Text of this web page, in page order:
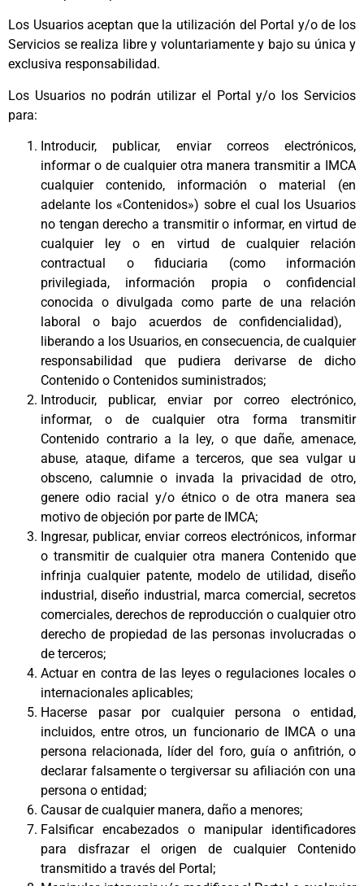
Los Usuarios aceptan que la utilización del Portal y/o de los
Servicios se realiza libre y voluntariamente y bajo su única y
exclusiva responsabilidad.
Los Usuarios no podrán utilizar el Portal y/o los Servicios
para:
Introducir, publicar, enviar correos electrónicos,
informar o de cualquier otra manera transmitir a IMCA
cualquier contenido, información o material (en
adelante los «Contenidos») sobre el cual los Usuarios
no tengan derecho a transmitir o informar, en virtud de
cualquier ley o en virtud de cualquier relación
contractual o fiduciaria (como información
privilegiada, información propia o confidencial
conocida o divulgada como parte de una relación
laboral o bajo acuerdos de confidencialidad),
liberando a los Usuarios, en consecuencia, de cualquier
responsabilidad que pudiera derivarse de dicho
Contenido o Contenidos suministrados;
Introducir, publicar, enviar por correo electrónico,
informar, o de cualquier otra forma transmitir
Contenido contrario a la ley, o que dañe, amenace,
abuse, ataque, difame a terceros, que sea vulgar u
obsceno, calumnie o invada la privacidad de otro,
genere odio racial y/o étnico o de otra manera sea
motivo de objeción por parte de IMCA;
Ingresar, publicar, enviar correos electrónicos, informar
o transmitir de cualquier otra manera Contenido que
infrinja cualquier patente, modelo de utilidad, diseño
industrial, diseño industrial, marca comercial, secretos
comerciales, derechos de reproducción o cualquier otro
derecho de propiedad de las personas involucradas o
de terceros;
Actuar en contra de las leyes o regulaciones locales o
internacionales aplicables;
Hacerse pasar por cualquier persona o entidad,
incluidos, entre otros, un funcionario de IMCA o una
persona relacionada, líder del foro, guía o anfitrión, o
declarar falsamente o tergiversar su afiliación con una
persona o entidad;
Causar de cualquier manera, daño a menores;
Falsificar encabezados o manipular identificadores
para disfrazar el origen de cualquier Contenido
transmitido a través del Portal;